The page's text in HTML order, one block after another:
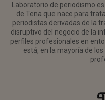
Laboratorio de periodismo
de Tena que nace para
periodistas derivadas de la
disruptivo del negocio de la
perfiles profesionales en
está, en la mayoría de